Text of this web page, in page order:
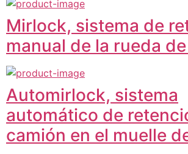
Mirlock, sistema de
manual de la rueda
Automirlock, sistema
automático de
camión en el muelle